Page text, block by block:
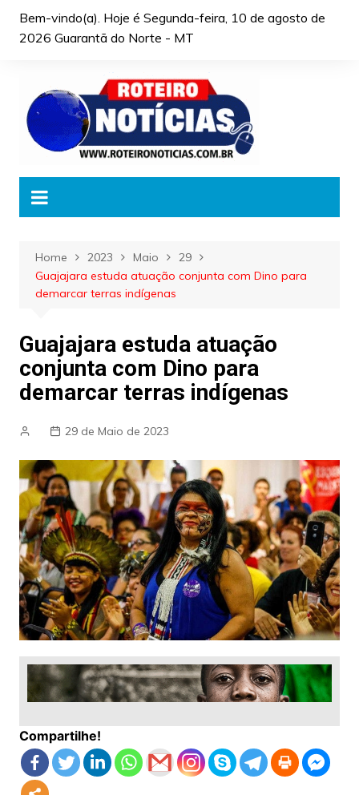
Bem-vindo(a). Hoje é Segunda-feira, 10 de agosto de
2026 Guarantã do Norte - MT
Home 2023 Maio
29
Guajajara estuda atuação conjunta com Dino para
demarcar terras indígenas
Guajajara estuda atuação
conjunta com Dino para
demarcar terras indígenas
29 de Maio de 2023
Compartilhe!